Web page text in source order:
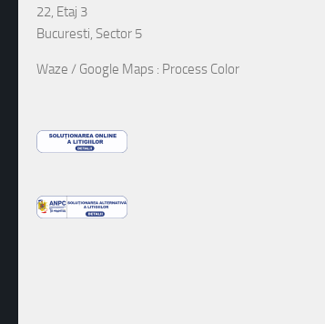
22, Etaj 3
Bucuresti, Sector 5
Waze / Google Maps : Process Color